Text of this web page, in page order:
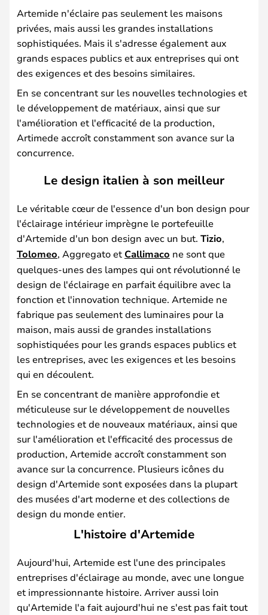
Artemide n'éclaire pas seulement les maisons
privées, mais aussi les grandes installations
sophistiquées. Mais il s'adresse également aux
grands espaces publics et aux entreprises qui ont
des exigences et des besoins similaires.
En se concentrant sur les nouvelles technologies et
le développement de matériaux, ainsi que sur
l'amélioration et l'efficacité de la production,
Artimede accroît constamment son avance sur la
concurrence.
Le design italien à son meilleur
Le véritable cœur de l'essence d'un bon design pour
l'éclairage intérieur imprègne le portefeuille
d'Artemide d'un bon design avec un but. Tizio,
Tolomeo, Aggregato et Callimaco ne sont que
quelques-unes des lampes qui ont révolutionné le
design de l'éclairage en parfait équilibre avec la
fonction et l'innovation technique. Artemide ne
fabrique pas seulement des luminaires pour la
maison, mais aussi de grandes installations
sophistiquées pour les grands espaces publics et
les entreprises, avec les exigences et les besoins
qui en découlent.
En se concentrant de manière approfondie et
méticuleuse sur le développement de nouvelles
technologies et de nouveaux matériaux, ainsi que
sur l'amélioration et l'efficacité des processus de
production, Artemide accroît constamment son
avance sur la concurrence. Plusieurs icônes du
design d'Artemide sont exposées dans la plupart
des musées d'art moderne et des collections de
design du monde entier.
L'histoire d'Artemide
Aujourd'hui, Artemide est l'une des principales
entreprises d'éclairage au monde, avec une longue
et impressionnante histoire. Arriver aussi loin
qu'Artemide l'a fait aujourd'hui ne s'est pas fait tout